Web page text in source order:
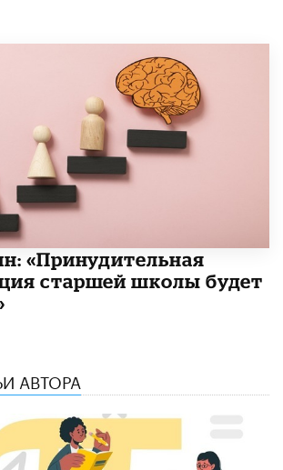
«Принудительная
старшей школы будет
АВТОРА